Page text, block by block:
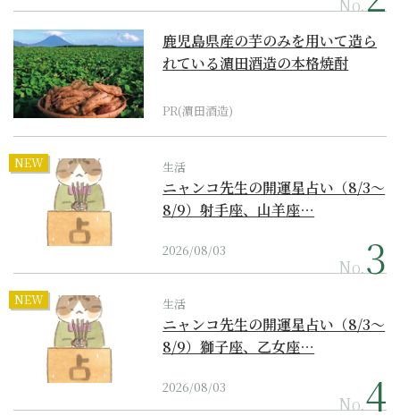
鹿児島県産の芋のみを用いて造ら
れている濵田酒造の本格焼酎
PR(濵田酒造)
NEW 生活
ニャンコ先生の開運星占い（8/3～
8/9）射手座、山羊座…
2026/08/03
No.
NEW 生活
ニャンコ先生の開運星占い（8/3～
8/9）獅子座、乙女座…
2026/08/03
No.